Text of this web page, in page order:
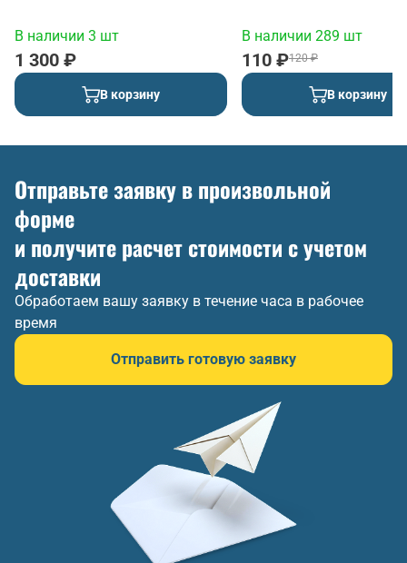
В наличии 3 шт
1 300 ₽
В корзину
В наличии 289 шт
120 ₽
110 ₽
В корзину
Отправьте заявку в произвольной
форме
и получите расчет стоимости с учетом
доставки
Обработаем вашу заявку в течение часа в рабочее
время
Отправить готовую заявку